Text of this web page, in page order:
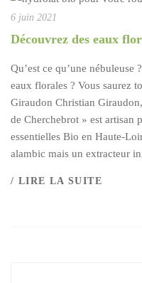
6 juin 2021
Découvrez des eaux
Qu’est ce qu’une nébuleuse
eaux florales ? Vous saurez
Giraudon Christian
de Cherchebrot » est artisan
essentielles Bio en Haute-
alambic mais un extracteur
/ LIRE LA SUITE